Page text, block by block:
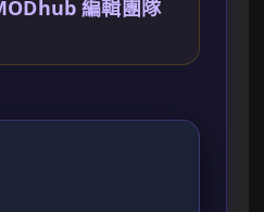
編輯團隊